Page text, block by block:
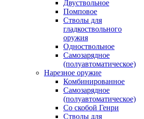
Двуствольное
Помповое
Стволы для
гладкоствольного
оружия
Одноствольное
Самозарядное
(полуавтоматическое)
Нарезное оружие
Комбинированное
Самозарядное
(полуавтоматическое)
Со скобой Генри
Стволы для